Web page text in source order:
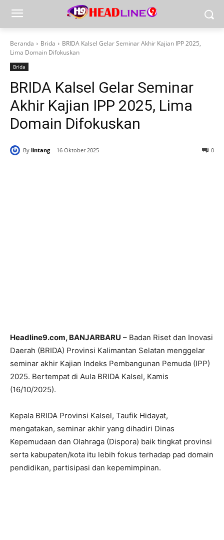
Beranda Brida
BRIDA Kalsel Gelar Seminar Akhir Kajian IPP 2025,
Lima Domain Difokuskan
Brida
BRIDA Kalsel Gelar Seminar
Akhir Kajian IPP 2025, Lima
Domain Difokuskan
By lintang 16 Oktober 2025 0
Headline9.com, BANJARBARU – Badan Riset dan Inovasi
Daerah (BRIDA) Provinsi Kalimantan Selatan menggelar
seminar akhir Kajian Indeks Pembangunan Pemuda (IPP)
2025. Bertempat di Aula BRIDA Kalsel, Kamis
(16/10/2025).
Kepala BRIDA Provinsi Kalsel, Taufik Hidayat,
mengatakan, seminar akhir yang dihadiri Dinas
Kepemudaan dan Olahraga (Dispora) baik tingkat provinsi
serta kabupaten/kota itu lebih fokus terhadap pad domain
pendidikan, partisipasi dan kepemimpinan.